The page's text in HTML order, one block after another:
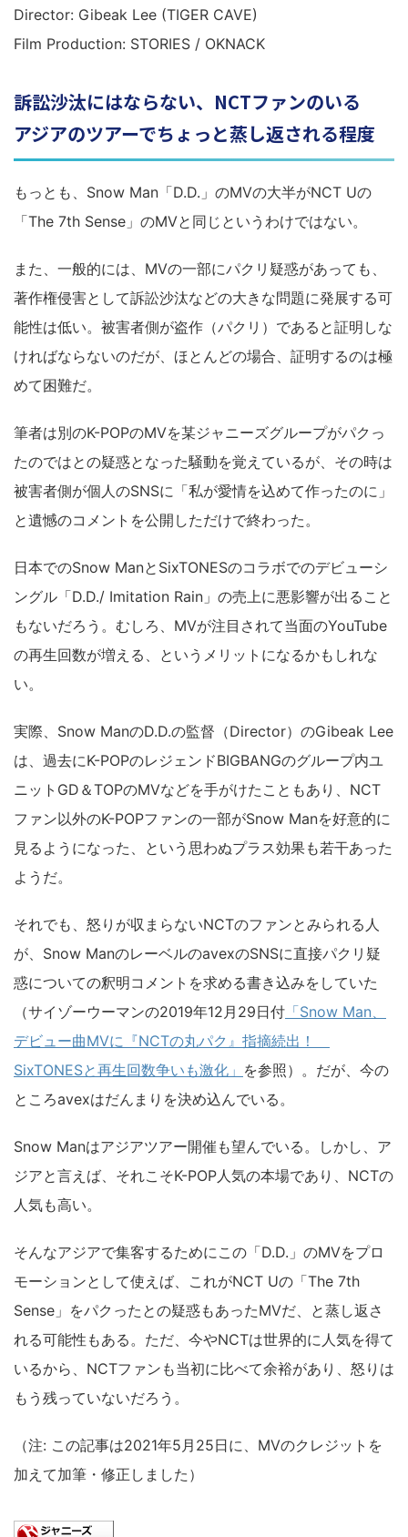
Director: Gibeak Lee (TIGER CAVE)
Film Production: STORIES / OKNACK
訴訟沙汰にはならない、NCTファンのいる
アジアのツアーでちょっと蒸し返される程度
もっとも、Snow Man「D.D.」のMVの大半がNCT Uの
「The 7th Sense」のMVと同じというわけではない。
また、一般的には、MVの一部にパクリ疑惑があっても、
著作権侵害として訴訟沙汰などの大きな問題に発展する可
能性は低い。被害者側が盗作（パクリ）であると証明しな
ければならないのだが、ほとんどの場合、証明するのは極
めて困難だ。
筆者は別のK-POPのMVを某ジャニーズグループがパクっ
たのではとの疑惑となった騒動を覚えているが、その時は
被害者側が個人のSNSに「私が愛情を込めて作ったのに」
と遺憾のコメントを公開しただけで終わった。
日本でのSnow ManとSixTONESのコラボでのデビューシ
ングル「D.D./ Imitation Rain」の売上に悪影響が出ること
もないだろう。むしろ、MVが注目されて当面のYouTube
の再生回数が増える、というメリットになるかもしれな
い。
実際、Snow ManのD.D.の監督（Director）のGibeak Lee
は、過去にK-POPのレジェンドBIGBANGのグループ内ユ
ニットGD＆TOPのMVなどを手がけたこともあり、NCT
ファン以外のK-POPファンの一部がSnow Manを好意的に
見るようになった、という思わぬプラス効果も若干あった
ようだ。
それでも、怒りが収まらないNCTのファンとみられる人
が、Snow ManのレーベルのavexのSNSに直接パクリ疑
惑についての釈明コメントを求める書き込みをしていた
（サイゾーウーマンの2019年12月29日付 「Snow Man、
デビュー曲MVに『NCTの丸パク』指摘続出！
SixTONESと再生回数争いも激化」 を参照）。だが、今の
ところavexはだんまりを決め込んでいる。
Snow Manはアジアツアー開催も望んでいる。しかし、ア
ジアと言えば、それこそK-POP人気の本場であり、NCTの
人気も高い。
そんなアジアで集客するためにこの「D.D.」のMVをプロ
モーションとして使えば、これがNCT Uの「The 7th
Sense」をパクったとの疑惑もあったMVだ、と蒸し返さ
れる可能性もある。ただ、今やNCTは世界的に人気を得て
いるから、NCTファンも当初に比べて余裕があり、怒りは
もう残っていないだろう。
（注: この記事は2021年5月25日に、MVのクレジットを
加えて加筆・修正しました）